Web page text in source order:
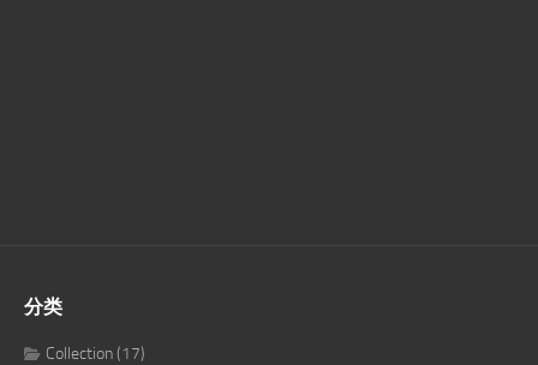
分类
Collection(17)